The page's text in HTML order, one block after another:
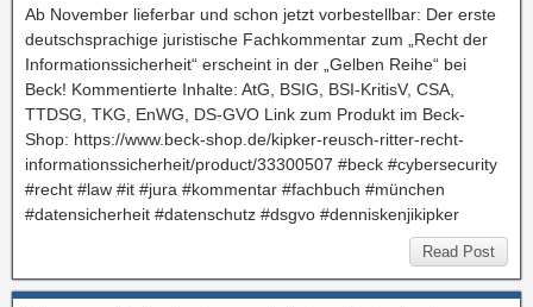
Ab November lieferbar und schon jetzt vorbestellbar: Der erste
deutschsprachige juristische Fachkommentar zum „Recht der
Informationssicherheit“ erscheint in der „Gelben Reihe“ bei
Beck! Kommentierte Inhalte: AtG, BSIG, BSI-KritisV, CSA,
TTDSG, TKG, EnWG, DS-GVO Link zum Produkt im Beck-
Shop: https://www.beck-shop.de/kipker-reusch-ritter-recht-
informationssicherheit/product/33300507 #beck #cybersecurity
#recht #law #it #jura #kommentar #fachbuch #münchen
#datensicherheit #datenschutz #dsgvo #denniskenjikipker
Read Post